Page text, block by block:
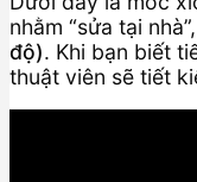
nhằm “sửa tại
độ). Khi bạn biết
thuật viên sẽ tiết